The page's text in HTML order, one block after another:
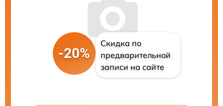
-20%
Скидка по
предварительной
записи на сайте